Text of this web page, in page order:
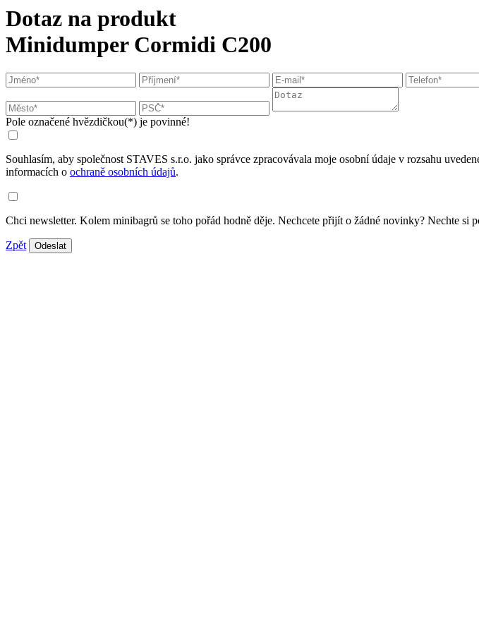
Dotaz na produkt
Minidumper Cormidi C200
Pole označené hvězdičkou(*) je povinné!
Souhlasím, aby společnost STAVES s.r.o. jako správce zpracovávala moje osobní údaje v rozsahu
informacích o ochraně osobních údajů.
Chci newsletter. Kolem minibagrů se toho pořád hodně děje. Nechcete přijít o žádné novinky? Nechte si
Zpět Odeslat